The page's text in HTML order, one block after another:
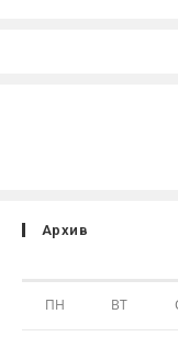
Архив
ПН ВТ